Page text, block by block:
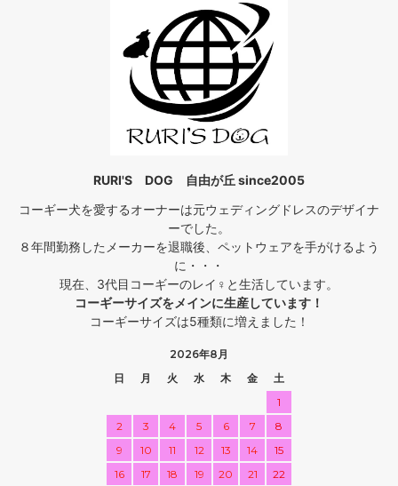
RURI'S DOG 自由が丘 since2005
コーギー犬を愛するオーナーは元ウェディングドレスのデザイナ
ーでした。
８年間勤務したメーカーを退職後、ペットウェアを手がけるよう
に・・・
現在、3代目コーギーのレイ♀と生活しています。
コーギーサイズをメインに生産しています！
コーギーサイズは5種類に増えました！
2026年8月
日
月 火 水 木 金
土
1
2
3 4 5 6 7
8
9
10 11 12 13 14
15
16
17 18 19 20 21
22